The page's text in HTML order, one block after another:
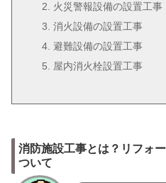
火災警報設備の設置工事
消火設備の設置工事
避難設備の設置工事
屋内消火栓設置工事
消防施設工事とは？リフォ
ついて